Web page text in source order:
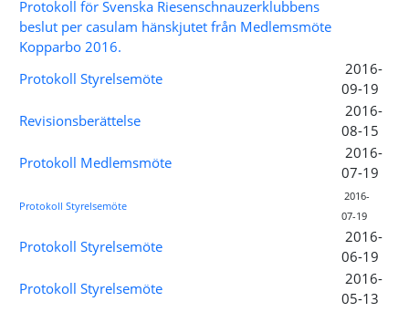
Protokoll för Svenska Riesenschnauzerklubbens
beslut per casulam hänskjutet från Medlemsmöte
Kopparbo 2016.
Protokoll Styrelsemöte
2016-
09-19
Revisionsberättelse
2016-
08-15
Protokoll Medlemsmöte
2016-
07-19
Protokoll Styrelsemöte
2016-
07-19
Protokoll Styrelsemöte
2016-
06-19
Protokoll Styrelsemöte
2016-
05-13